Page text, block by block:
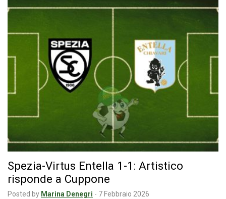
Spezia-Virtus Entella 1-1: Artistico
risponde a Cuppone
Posted by Marina Denegri - 7 Febbraio 2026